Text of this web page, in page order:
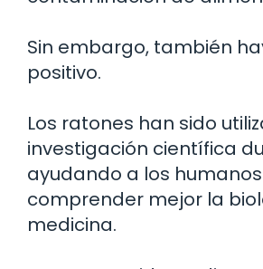
Sin embargo, también
positivo.
Los ratones han sido
investigación científica
ayudando a los
comprender mejor la
medicina.